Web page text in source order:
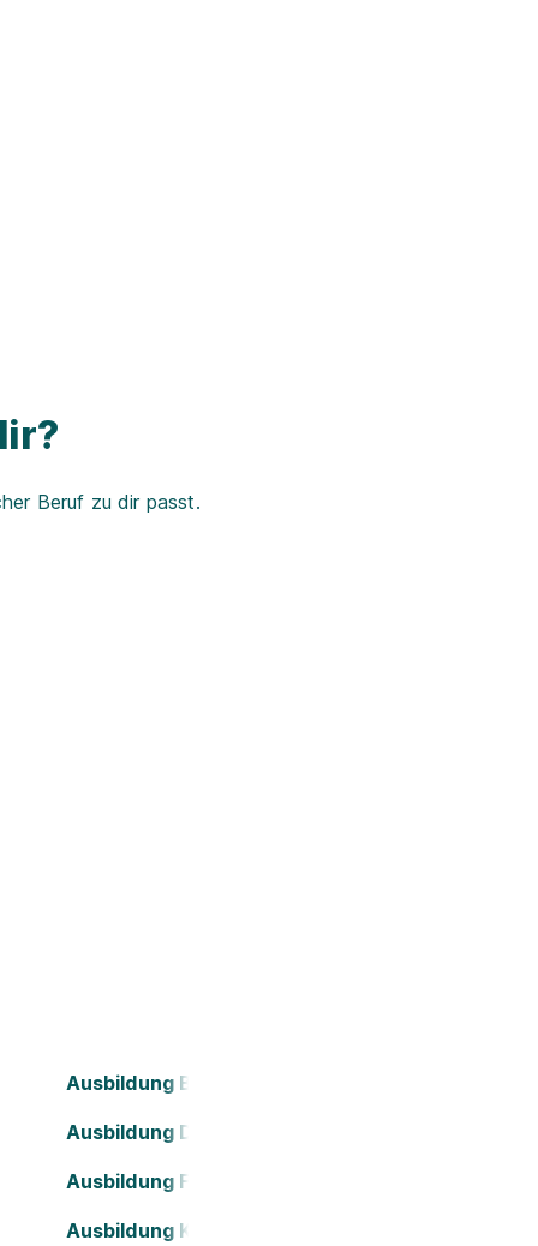
Beruf zu dir passt.
Ausbildung Bielefeld
Ausbildung Dortmund
Ausbildung Frankfurt am Main
Ausbildung Köln